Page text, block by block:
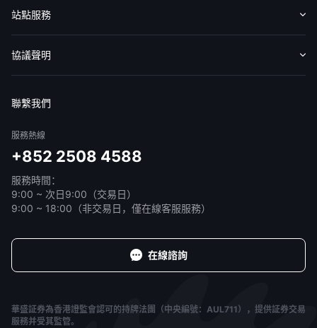
認識華盛
媒體報導
意見反饋
站點服務
收費標準
交易工具
幫助中心
協議聲明
聯繫我們
服務熱線
+852 2508 4588
服務時間：
9:00 ~ 次日9:00（交易日）
9:00 ~ 18:00（非交易日，僅在線客服服務）
在線諮詢
華盛証券為香港證監會認可的持牌法團（中央編號：AUL711），提供証券交易
服務并受其監管。